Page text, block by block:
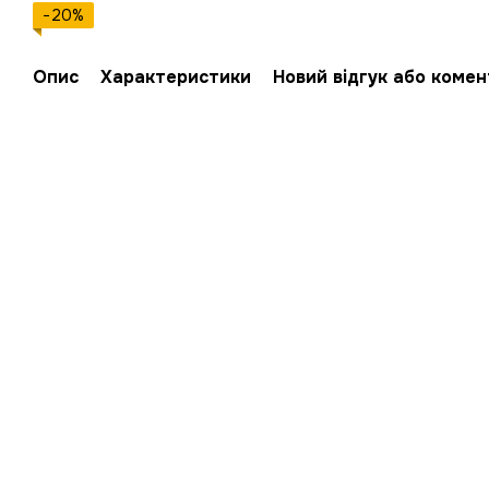
−20%
Опис Характеристики Новий відгук або